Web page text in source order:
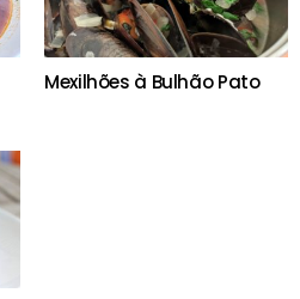
Mexilhões à Bulhão Pato